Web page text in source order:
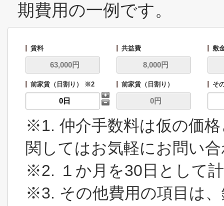
期費用の一例です。
賃料 共益費 敷
前家賃（日割り） ※2 前家賃（日割り） そ
※1. 仲介手数料は仮の価
関してはお気軽にお問い
※2. １か月を30日として
※3. その他費用の項目は